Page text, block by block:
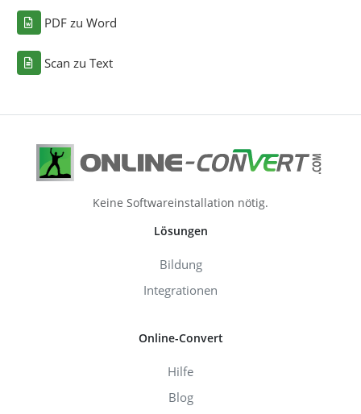
PDF zu Word
Scan zu Text
Keine Softwareinstallation nötig.
Lösungen
Bildung
Integrationen
Online-Convert
Hilfe
Blog